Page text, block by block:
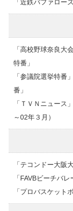
「近鉄バファロー
「高校野球奈良大
特番」
「参議院選挙特番
番」
「ＴＶＮニュース
～02年３月）
「テコンドー大阪
「FAVBビーチバレ
「プロバスケッ